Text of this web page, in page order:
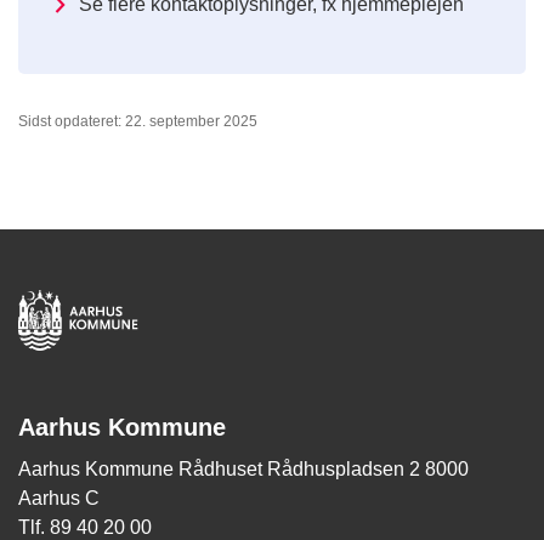
Se flere kontaktoplysninger, fx hjemmeplejen
Sidst opdateret: 22. september 2025
Aarhus Kommune
Aarhus Kommune Rådhuset Rådhuspladsen 2 8000
Aarhus C
Tlf. 89 40 20 00